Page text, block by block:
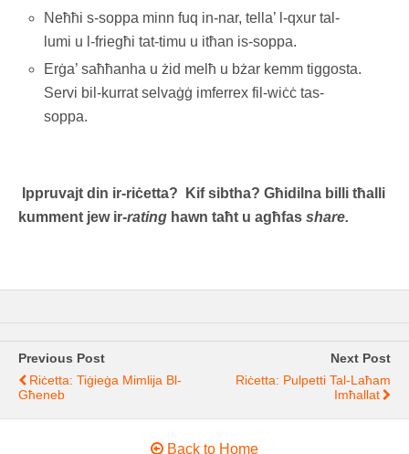
Neħħi s-soppa minn fuq in-nar, tella’ l-qxur tal-
lumi u l-friegħi tat-timu u itħan is-soppa.
Erġa’ saħħanha u żid melħ u bżar kemm tiggosta.
Servi bil-kurrat selvaġġ imferrex fil-wiċċ tas-
soppa.
Ippruvajt din ir-riċetta? Kif sibtha? Għidilna billi tħalli
kumment jew ir-rating hawn taħt u agħfas share.
Previous Post
Riċetta: Tiġieġa Mimlija Bl-
Għeneb
Next Post
Riċetta: Pulpetti Tal-Laħam
Imħallat
Back to Home